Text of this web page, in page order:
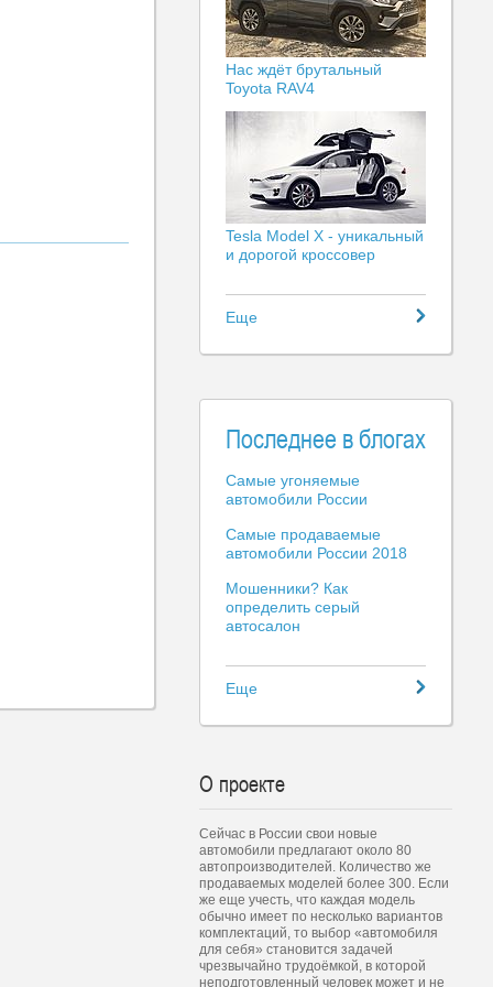
Нас ждёт брутальный
Toyota RAV4
Tesla Model X - уникальный
и дорогой кроссовер
Еще
Последнее в блогах
Самые угоняемые
автомобили России
Самые продаваемые
автомобили России 2018
Мошенники? Как
определить серый
автосалон
Еще
О проекте
Сейчас в России свои новые
автомобили предлагают около 80
автопроизводителей. Количество же
продаваемых моделей более 300. Если
же еще учесть, что каждая модель
обычно имеет по несколько вариантов
комплектаций, то выбор «автомобиля
для себя» становится задачей
чрезвычайно трудоёмкой, в которой
неподготовленный человек может и не